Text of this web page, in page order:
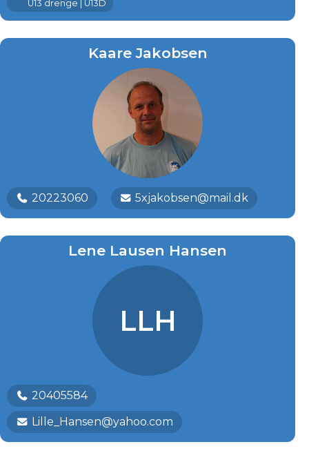
U13 drenge | U13D
Kaare Jakobsen
20223060 5xjakobsen@mail.dk
Lene Lausen Hansen
LLH
20405584
Lille_Hansen@yahoo.com